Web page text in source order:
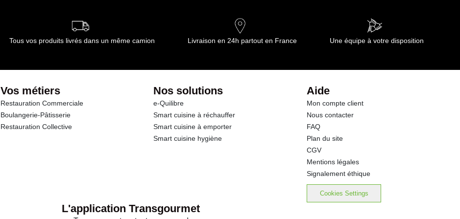
Tous vos produits livrés dans un même camion Livraison en 24h partout en France Une équipe à votre disposition
Vos métiers
Restauration Commerciale
Boulangerie-Pâtisserie
Restauration Collective
Nos solutions
e-Quilibre
Smart cuisine à réchauffer
Smart cuisine à emporter
Smart cuisine hygiène
Aide
Mon compte client
Nous contacter
FAQ
Plan du site
CGV
Mentions légales
Signalement éthique
Cookies Settings
L'application Transgourmet